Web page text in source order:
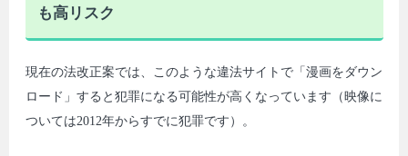
も高リスク
現在の法改正案では、このような違法サイトで「漫画をダウン
ロード」すると犯罪になる可能性が高くなっています（映像に
ついては2012年からすでに犯罪です）。